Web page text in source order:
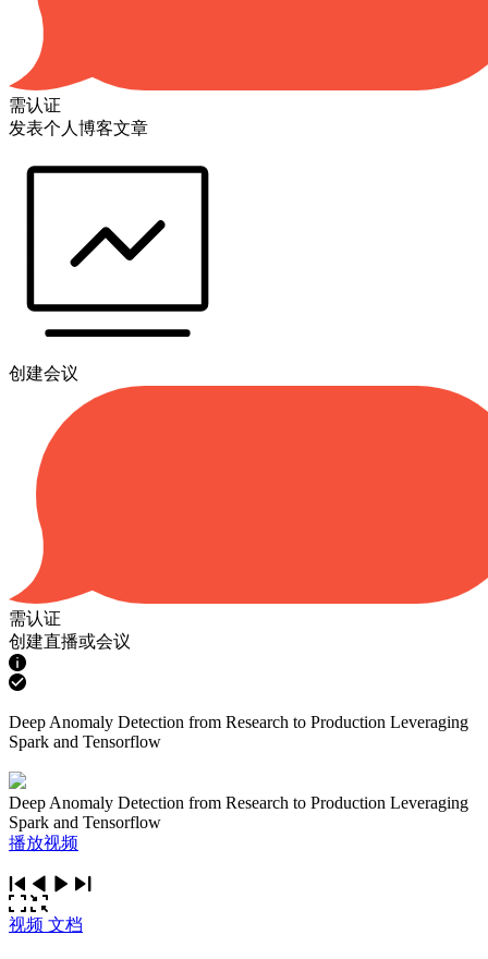
需认证
发表个人博客文章
创建会议
需认证
创建直播或会议
Deep Anomaly Detection from Research to Production Leveraging
Spark and Tensorflow
Deep Anomaly Detection from Research to Production Leveraging
Spark and Tensorflow
播放视频
视频 文档